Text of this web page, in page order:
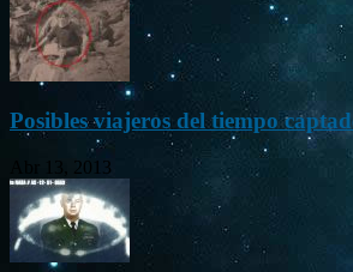
Posibles viajeros del tiempo
Abr 13, 2013